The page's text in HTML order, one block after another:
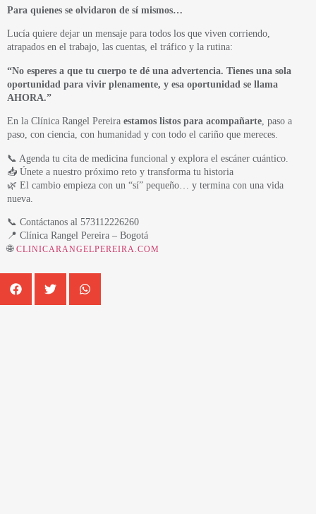
Para quienes se olvidaron de sí mismos…
Lucía quiere dejar un mensaje para todos los que viven corriendo,
atrapados en el trabajo, las cuentas, el tráfico y la rutina:
“No esperes a que tu cuerpo te dé una advertencia. Tienes una sola
oportunidad para vivir plenamente, y esa oportunidad se llama
AHORA.”
En la Clínica Rangel Pereira estamos listos para acompañarte, paso a
paso, con ciencia, con humanidad y con todo el cariño que mereces.
📞 Agenda tu cita de medicina funcional y explora el escáner cuántico.
📥 Únete a nuestro próximo reto y transforma tu historia
🌿 El cambio empieza con un “sí” pequeño… y termina con una vida
nueva.
📞 Contáctanos al 573112226260
📍 Clínica Rangel Pereira – Bogotá
🌐 CLINICARANGELPEREIRA.COM